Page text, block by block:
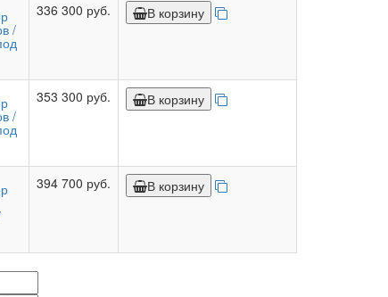
/
336 300 руб. В корзину
/
353 300 руб. В корзину
394 700 руб. В корзину